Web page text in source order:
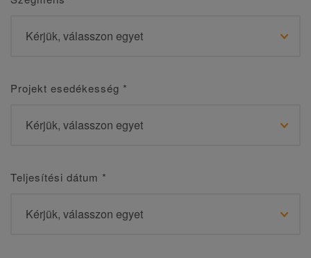
Projekt esedékesség *
Teljesítési dátum *